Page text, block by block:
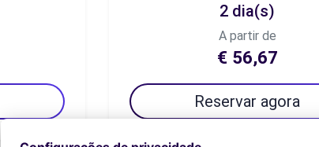
2 dia(s)
A partir de
€ 56,67
Reservar agora